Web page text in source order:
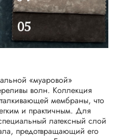
«муаровой»
волн. Коллекция
мембраны, что
и практичным. Для
латексный слой
предотвращающий его